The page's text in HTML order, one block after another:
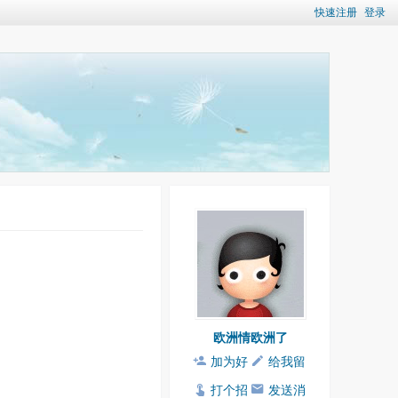
快速注册 登录
欧洲情欧洲了
加为好
友
给我留
言
打个招 发送消